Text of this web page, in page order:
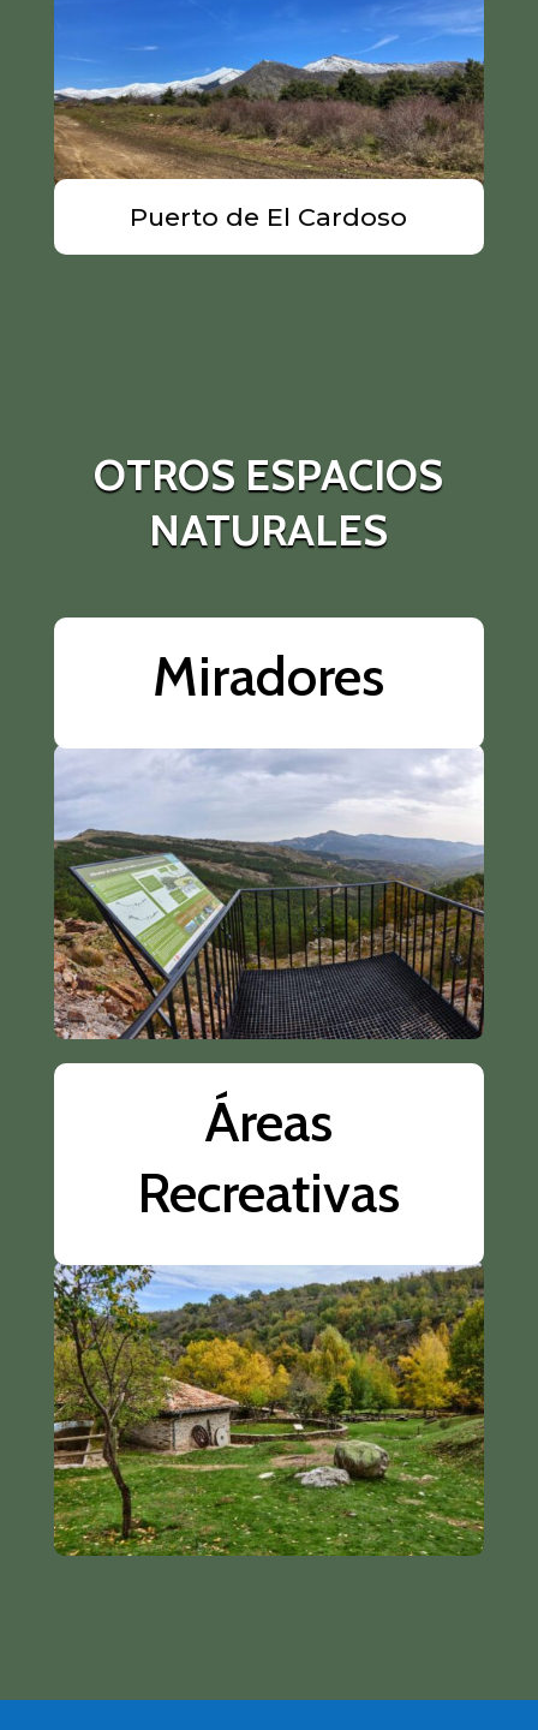
Puerto de El Cardoso
OTROS ESPACIOS
NATURALES
Miradores
Áreas
Recreativas